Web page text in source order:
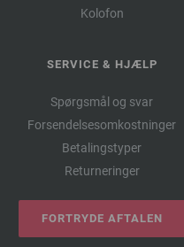
Kolofon
SERVICE & HJÆLP
Spørgsmål og svar
Forsendelsesomkostninger
Betalingstyper
Returneringer
FORTRYDE AFTALEN